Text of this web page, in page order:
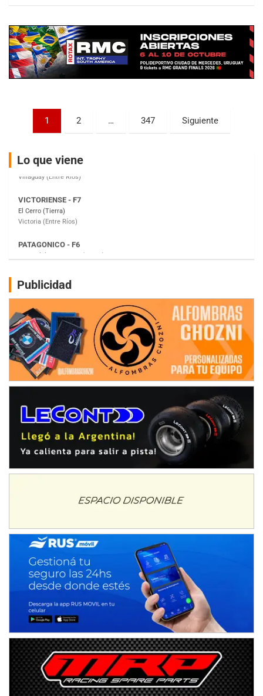
Paginación
entradas
1 2 … 347 Siguiente
Lo que viene
Baradero (Buenos Aires)
KDO - F6
Ciudad de Trenque Lauquen (Asfalto)
Trenque Lauquen (Buenos Aires)
Villaguay (Entre Ríos)
El Cerro (Tierra)
Victoria (Entre Ríos)
Moto Club Reginense (Tierra)
Gral. E. Godoy (Río Negro)
Juventud Unida (Tierra)
Humboldt (Santa Fe)
NORESTE SANTAFESINO - F6
Ciudad de Avellaneda (Asfalto)
SUR SANTAFESINO - F4
José Samuel Sánchez (Tierra)
Rufino (Santa Fe)
TUCUMANO - F5
Juan Navarro (Asfalto)
COBERTURA ESPECIAL DE E-KART.COM.AR
08/09-AGO
IAME SERIES ARGENTINA 6
Ramiro Tot (Asfalto)
Baradero (Buenos Aires)
Ciudad de Trenque Lauquen (Asfalto)
ENTRERRIANO - F6 (POSTERGADA)
Parque de la Velocidad (Asfalto)
Villaguay (Entre Ríos)
VICTORIENSE - F7
El Cerro (Tierra)
Victoria (Entre Ríos)
PATAGONICO - F6
Moto Club Reginense (Tierra)
Gral. E. Godoy (Río Negro)
CSK - F7
Juventud Unida (Tierra)
Humboldt (Santa Fe)
Publicidad